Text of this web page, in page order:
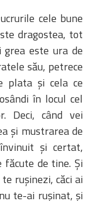
cele bune
dragostea, tot
grea este ura de
său, petrece
plata şi cela ce
în locul cel
Deci, când vei
şi mustrarea de
şi certat,
de tine. Şi
ruşinezi, căci ai
te-ai ruşinat, şi